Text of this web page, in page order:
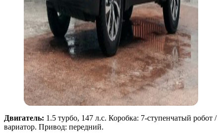
Двигатель: 1.5 турбо, 147 л.с. Коробка: 7-ступенчатый робот /
вариатор. Привод: передний.